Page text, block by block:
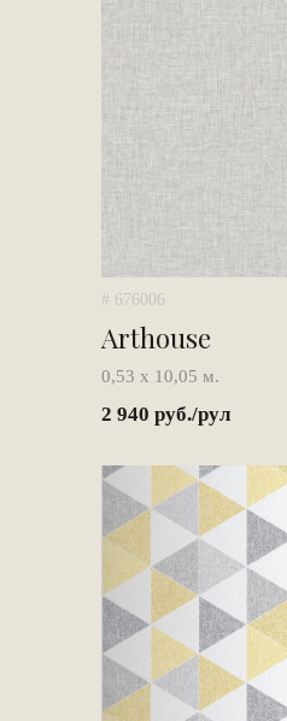
# 676006
Arthouse
0,53 х 10,05 м.
2 940 руб./рул